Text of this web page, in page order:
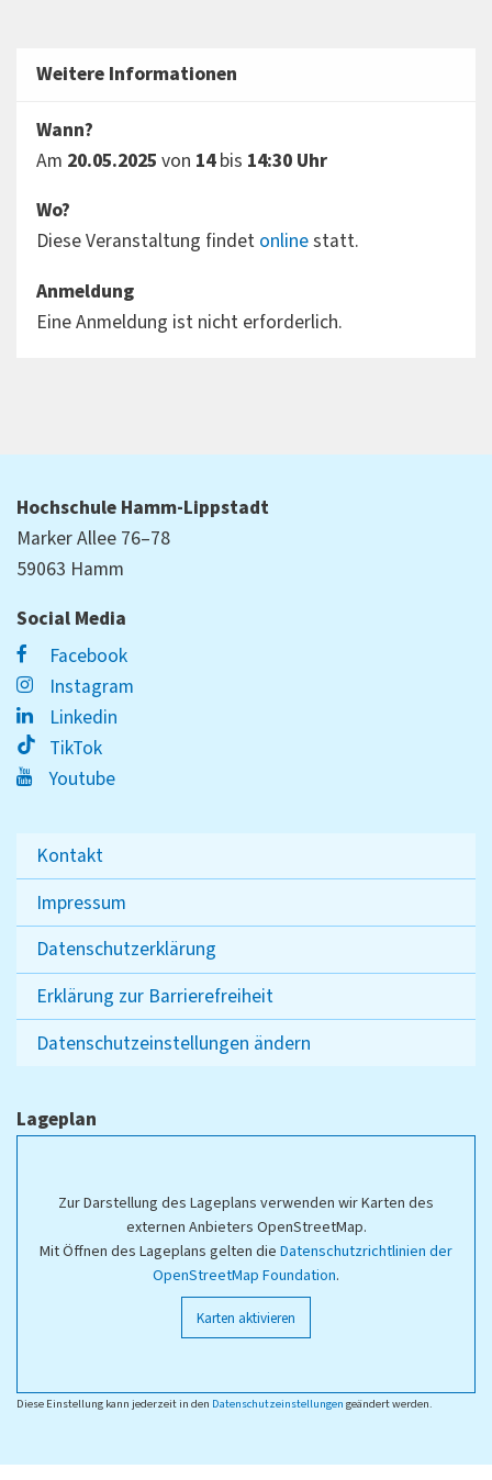
Weitere Informationen
Wann?
Am 20.05.2025 von 14bis 14:30 Uhr
Wo?
Diese Veranstaltung findet onlinestatt.
Anmeldung
Eine Anmeldung ist nicht erforderlich.
Hochschule Hamm-Lippstadt
Marker Allee 76–78
59063 Hamm
Social Media
Facebook
Instagram
Linkedin
TikTok
Youtube
Kontakt
Impressum
Datenschutzerklärung
Erklärung zur Barrierefreiheit
Datenschutzeinstellungen ändern
Lageplan
Zur Darstellung des Lageplans verwenden wir Karten des
externen Anbieters OpenStreetMap.
Mit Öffnen des Lageplans gelten die Datenschutzrichtlinien der
OpenStreetMap Foundation.
Karten aktivieren
Diese Einstellung kann jederzeit in den Datenschutzeinstellungen geändert werden.